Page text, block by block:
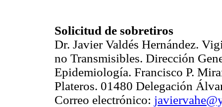
Solicitud de sobretiros
Dr. Javier Valdés Hernández.
no Transmisibles. Dirección
Epidemiología. Francisco P.
Plateros. 01480 Delegación
Correo electrónico: